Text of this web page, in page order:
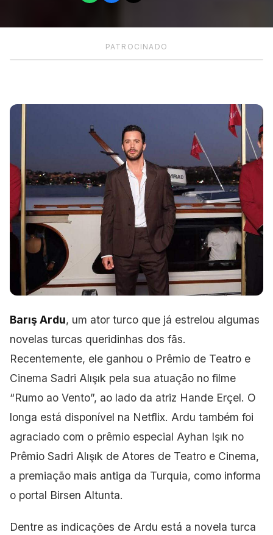
PATROCINADO
Barış Ardu, um ator turco que já estrelou algumas
novelas turcas queridinhas dos fãs.
Recentemente, ele ganhou o Prêmio de Teatro e
Cinema Sadri Alışık pela sua atuação no filme
“Rumo ao Vento”, ao lado da atriz Hande Erçel. O
longa está disponível na Netflix. Ardu também foi
agraciado com o prêmio especial Ayhan Işık no
Prêmio Sadri Alışık de Atores de Teatro e Cinema,
a premiação mais antiga da Turquia, como informa
o portal Birsen Altunta.
Dentre as indicações de Ardu está a novela turca